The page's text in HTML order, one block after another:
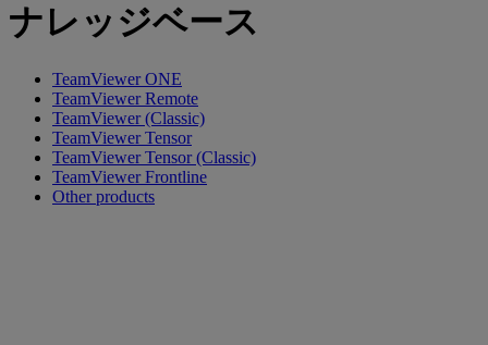
ナレッジベース
TeamViewer ONE
TeamViewer Remote
TeamViewer (Classic)
TeamViewer Tensor
TeamViewer Tensor (Classic)
TeamViewer Frontline
Other products